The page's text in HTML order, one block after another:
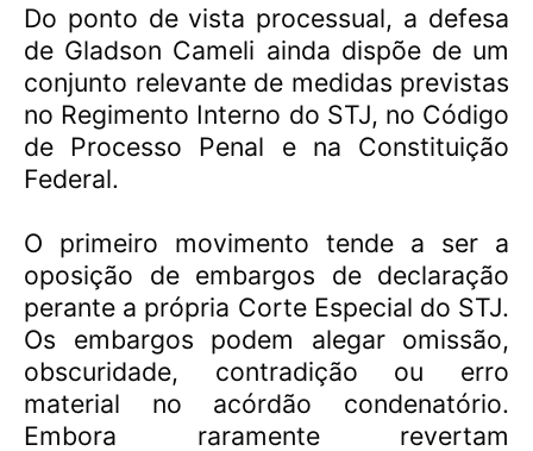
Do ponto de vista processual, a defesa
de Gladson Cameli ainda dispõe de um
conjunto relevante de medidas previstas
no Regimento Interno do STJ, no Código
de Processo Penal e na Constituição
Federal.
O primeiro movimento tende a ser a
oposição de embargos de declaração
perante a própria Corte Especial do STJ.
Os embargos podem alegar omissão,
obscuridade, contradição ou erro
material no acórdão condenatório.
Embora raramente revertam